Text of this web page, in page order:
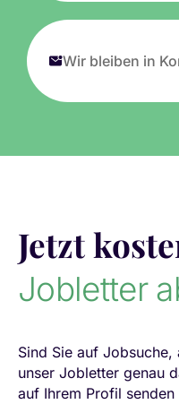
Wir bleiben in
Jetzt
Jobletter
Sind Sie auf
unser Jobletter genau
auf Ihrem Profil